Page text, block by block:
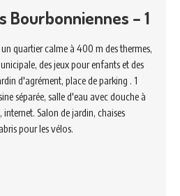
Bourbonniennes – 1
quartier calme à 400 m des thermes,
des jeux pour enfants et des
d'agrément, place de parking . 1
séparée, salle d'eau avec douche à
Salon de jardin, chaises
pour les vélos.